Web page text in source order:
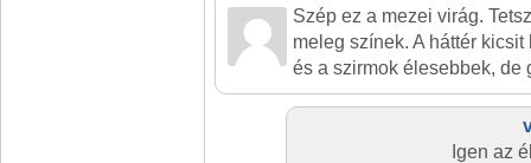
Szép ez a mezei virág.
meleg színek. A háttér
és a szirmok élesebbek, de
Igen az